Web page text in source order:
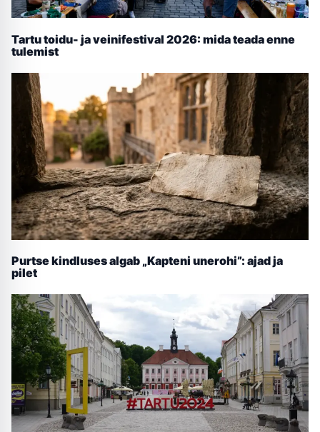
Tartu toidu- ja veinifestival 2026: mida teada enne
tulemist
Purtse kindluses algab „Kapteni unerohi”: ajad ja
pilet